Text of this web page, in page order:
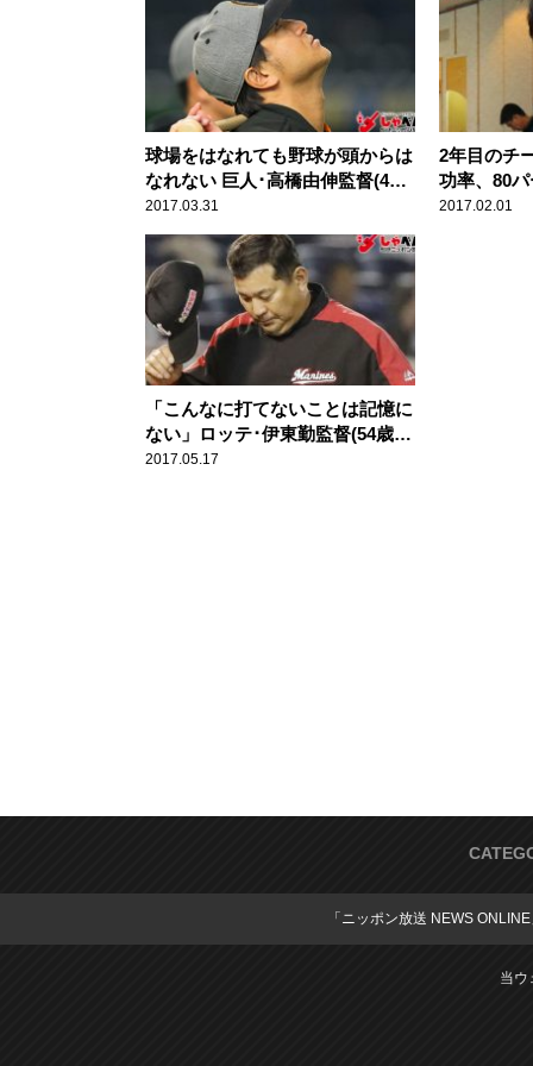
球場をはなれても野球が頭からは
なれない 巨人･高橋由伸監督(41
歳) スポーツ人間模様
2017.03.31
2年目のチ
功率、80
高橋由伸監
2017.02.01
「こんなに打てないことは記憶に
ない」ロッテ･伊東勤監督(54歳)
スポーツ人間模様
2017.05.17
「ニッポン放送 NEWS
当ウ